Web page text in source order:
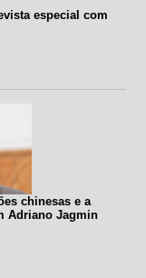
especial com
chinesas e a
Adriano Jagmin